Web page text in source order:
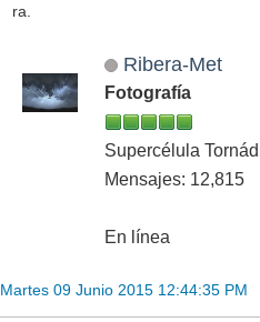
ra.
Ribera-Met
Fotografía
Supercélula
Mensajes: 12,815
En línea
Martes 09 Junio 2015 12:44:35 PM